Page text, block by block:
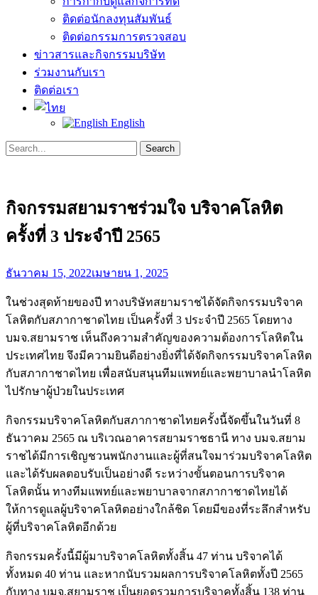
ติดต่อนักลงทุนสัมพันธ์
ติดต่อกรรมการตรวจสอบ
ข่าวสารและกิจกรรมบริษัท
ร่วมงานกับเรา
ติดต่อเรา
English
Search
Search
for:
กิจกรรมสยามราชร่วมใจ บริจาคโลหิต
ครั้งที่ 3 ประจำปี 2565
Posted
on
ธันวาคม 15, 2022เมษายน 1, 2025
ในช่วงสุดท้ายของปี ทางบริษัทสยามราชได้จัดกิจกรรมบริจาค
โลหิตกับสภากาชาดไทย เป็นครั้งที่ 3 ประจำปี 2565 โดยทาง
บมจ.สยามราช เห็นถึงความสำคัญของความต้องการโลหิตใน
ประเทศไทย จึงมีความยินดีอย่างยิ่งที่ได้จัดกิจกรรมบริจาคโลหิต
กับสภากาชาดไทย เพื่อสนับสนุนทีมแพทย์และพยาบาลนำโลหิต
ไปรักษาผู้ป่วยในประเทศ
กิจกรรมบริจาคโลหิตกับสภากาชาดไทยครั้งนี้จัดขึ้นในวันที่ 8
ธันวาคม 2565 ณ บริเวณอาคารสยามราชธานี ทาง บมจ.สยาม
ราชได้มีการเชิญชวนพนักงานและผู้ที่สนใจมาร่วมบริจาคโลหิต
และได้รับผลตอบรับเป็นอย่างดี ระหว่างขั้นตอนการบริจาค
โลหิตนั้น ทางทีมแพทย์และพยาบาลจากสภากาชาดไทยได้
ให้การดูแลผู้บริจาคโลหิตอย่างใกล้ชิด โดยมีของที่ระลึกสำหรับ
ผู้ที่บริจาคโลหิตอีกด้วย
กิจกรรมครั้งนี้มีผู้มาบริจาคโลหิตทั้งสิ้น 47 ท่าน บริจาคได้
ทั้งหมด 40 ท่าน และหากนับรวมผลการบริจาคโลหิตทั้งปี 2565
กับทาง บมจ.สยามราช เป็นยอดรวมการบริจาคทั้งสิ้น 138 ท่าน